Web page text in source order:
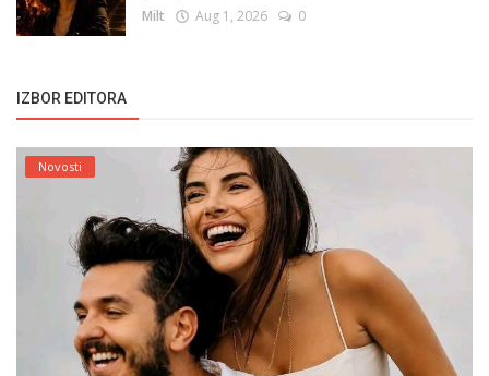
Milt Aug 1, 2026 0
IZBOR EDITORA
Novosti